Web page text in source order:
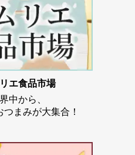
エ食品市場
中から、
つまみが大集合！